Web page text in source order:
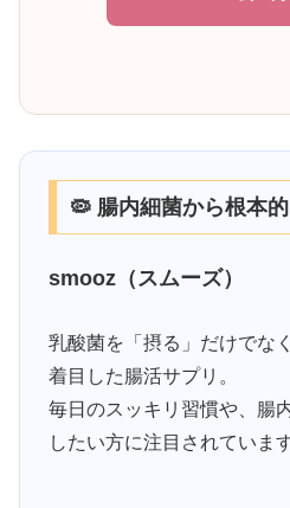
🦠 腸内細菌から根本
smooz（スムーズ）
乳酸菌を「摂る」だけでな
着目した腸活サプリ。
毎日のスッキリ習慣や、腸
したい方に注目されています